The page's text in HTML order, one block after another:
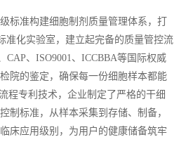
标准构建细胞制剂质量管理体系，打
准化实验室，建立起完备的质量管控流
CAP、ISO9001、ICCBBA等国际权威
院的鉴定，确保每一份细胞样本都能
程专利技术，企业制定了严格的干细
制标准，从样本采集到存储、制备，
床应用级别，为用户的健康储备筑牢